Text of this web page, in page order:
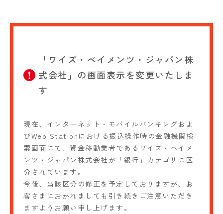
「ワイズ・ペイメンツ・ジャパン株
式会社」の画面表示を変更いたしま
す
現在、インターネット・モバイルバンキングおよ
びWeb Stationにおける振込操作時の金融機関検
索画面にて、資金移動業者であるワイズ・ペイメ
ンツ・ジャパン株式会社が「銀行」カテゴリに区
分されています。
今後、当該区分の修正を予定しておりますが、お
客さまにおかれましても引き続きご注意いただき
ますようお願い申し上げます。